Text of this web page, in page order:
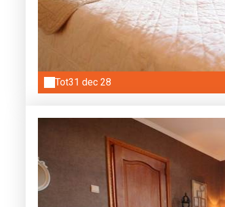
Tot31 dec 28